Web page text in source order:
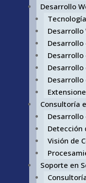
Desarrollo
Desarrollo
Desarrollo
Desarrollo
Desarrollo
Desarrollo
Consultoría
Desarrollo
Detección
Visión de
Soporte en